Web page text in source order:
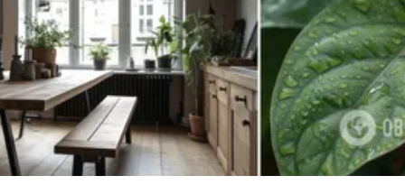
Wojna na Ukrainie
Świat
Jedzenie